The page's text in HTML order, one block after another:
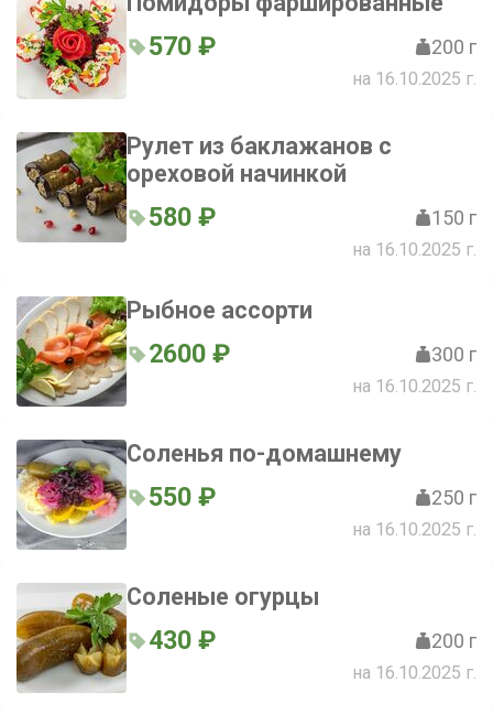
570 ₽ 200 г
на 16.10.2025 г.
Рулет из баклажанов с
ореховой начинкой
580 ₽ 150 г
на 16.10.2025 г.
Рыбное ассорти
2600 ₽ 300 г
на 16.10.2025 г.
Соленья по-домашнему
550 ₽ 250 г
на 16.10.2025 г.
Соленые огурцы
430 ₽ 200 г
на 16.10.2025 г.